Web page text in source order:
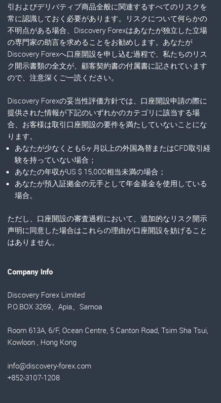
引およびデリバティブ商品全般に関連するすべてのリスクを
常に認識しておく必要があります。リスクについて何らかの
不明点がある場合、Discovery Forexはあなたが独立した立場
の専門家の助言を求めることをお勧めします。あなたが
Discovery Forexへ口座開設を申し込む過程で、私たちのリス
ク開示書類の全文が、顧客契約書の付属書に記されています
ので、注意深くご一読ください。
Discovery Forexの妥当性評価方針では、口座開設申請の際に
提供された情報が下記のいずれかのカテゴリに該当する場
合、お客様は取引口座開設の要件を満たしていないことにな
ります。
あなたが少なくとも6ヶ月以上の外国為替またはCFD取引経
験を持っていない場合；
あなたの年収がUS $ 15,000相当未満の場合；
あなたが預入証拠金の元手として年金基金を使用している
場合。
ただし、口座開設の審査過程において、追加的なリスク開示
声明に同意した場合はこれらの理由が口座開設を妨げること
はありません。
Company Info
Discovery Forex Limited
P.O.BOX 3269、Apia、Samoa
Room 613A, 6/F, Ocean Centre, 5 Canton Road, Tsim Sha Tsui,
Kowloon , Hong Kong
info@discovery-forex.com
+852-3107-1208